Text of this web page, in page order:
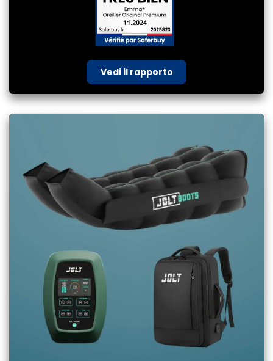
Vedi il rapporto